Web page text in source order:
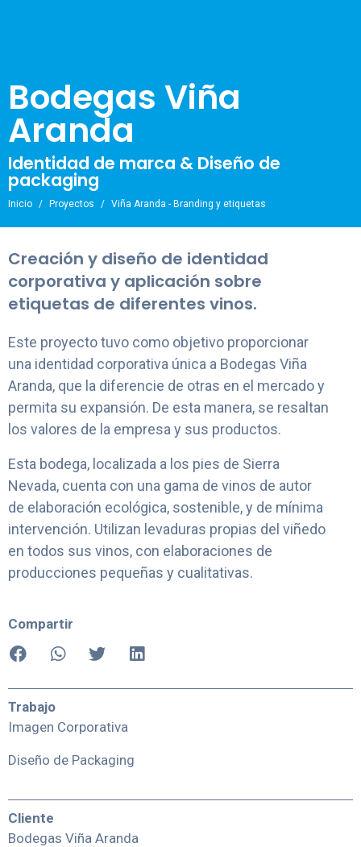
Bodegas Viña
Aranda
Identidad de marca & Diseño de
packaging
Inicio Proyectos Viña Aranda - Branding y etiquetas
Creación y diseño de identidad
corporativa y aplicación sobre
etiquetas de diferentes vinos.
Este proyecto tuvo como objetivo proporcionar
una identidad corporativa única a Bodegas Viña
Aranda, que la diferencie de otras en el mercado y
permita su expansión. De esta manera, se resaltan
los valores de la empresa y sus productos.
Esta bodega, localizada a los pies de Sierra
Nevada, cuenta con una gama de vinos de autor
de elaboración ecológica, sostenible, y de mínima
intervención. Utilizan levaduras propias del viñedo
en todos sus vinos, con elaboraciones de
producciones pequeñas y cualitativas.
Compartir
Trabajo
Imagen Corporativa
Diseño de Packaging
Cliente
Bodegas Viña Aranda